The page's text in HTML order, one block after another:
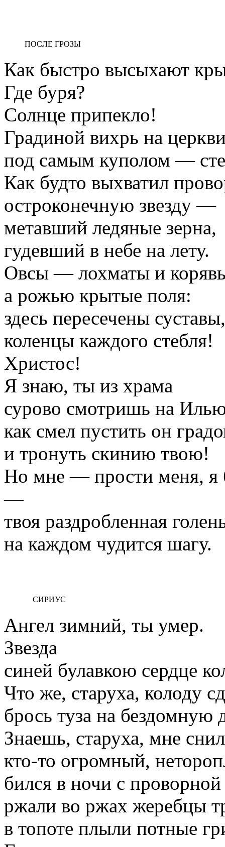
ПОСЛЕ ГРОЗЫ
Как быстро высыхают
Где буря?
Солнце припекло!
Градиной вихрь на
под самым куполом —
Как будто выхватил
остроконечную звезду —
метавший ледяные зерна,
гудевший в небе на лету.
Овсы — лохматы и
а рожью крытые поля:
здесь пересечены суставы,
коленцы каждого стебля!
Христос!
Я знаю, ты из храма
сурово смотришь на
как смел пустить он
и тронуть скинию твою!
Но мне — прости меня, я
—
твоя раздробленная
на каждом чудится шагу.
СИРИУС
Ангел зимний, ты умер.
Звезда
синей булавкою сердце
Что же, старуха, колоду
брось туза на бездомную
Знаешь, старуха, мне
кто-то огромный,
бился в ночи с
ржали во ржах жеребцы
в топоте плыли потные